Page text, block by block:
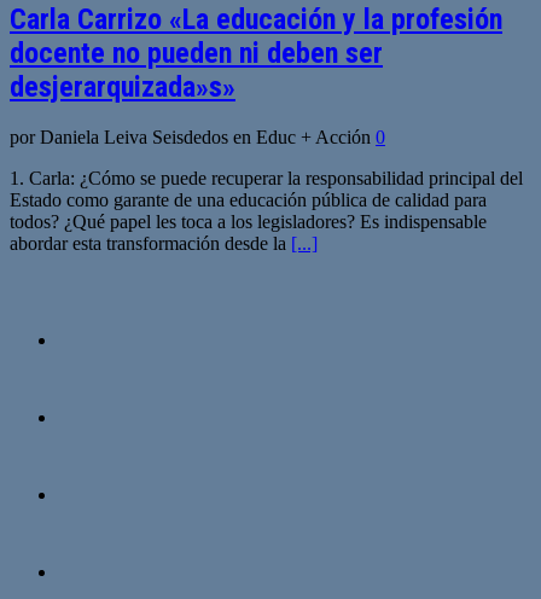
Carla Carrizo «La educación y la profesión
docente no pueden ni deben ser
desjerarquizada»s»
por Daniela Leiva Seisdedos en Educ + Acción 0
1. Carla: ¿Cómo se puede recuperar la responsabilidad principal del
Estado como garante de una educación pública de calidad para
todos? ¿Qué papel les toca a los legisladores? Es indispensable
abordar esta transformación desde la [...]